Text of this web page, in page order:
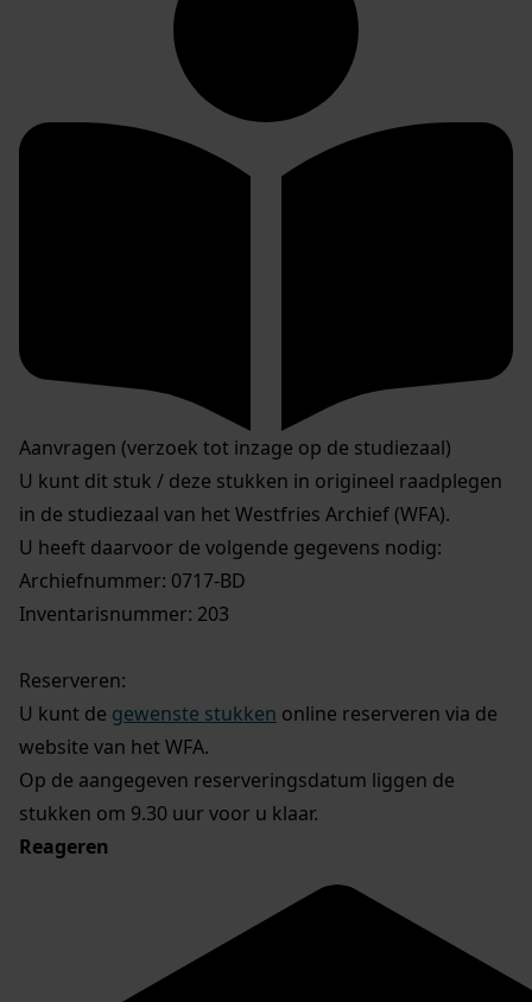
Aanvragen (verzoek tot inzage op de studiezaal)
U kunt dit stuk / deze stukken in origineel raadplegen
in de studiezaal van het Westfries Archief (WFA).
U heeft daarvoor de volgende gegevens nodig:
Archiefnummer: 0717-BD
Inventarisnummer: 203
Reserveren:
U kunt de gewenste stukken online reserveren via de
website van het WFA.
Op de aangegeven reserveringsdatum liggen de
stukken om 9.30 uur voor u klaar.
Reageren